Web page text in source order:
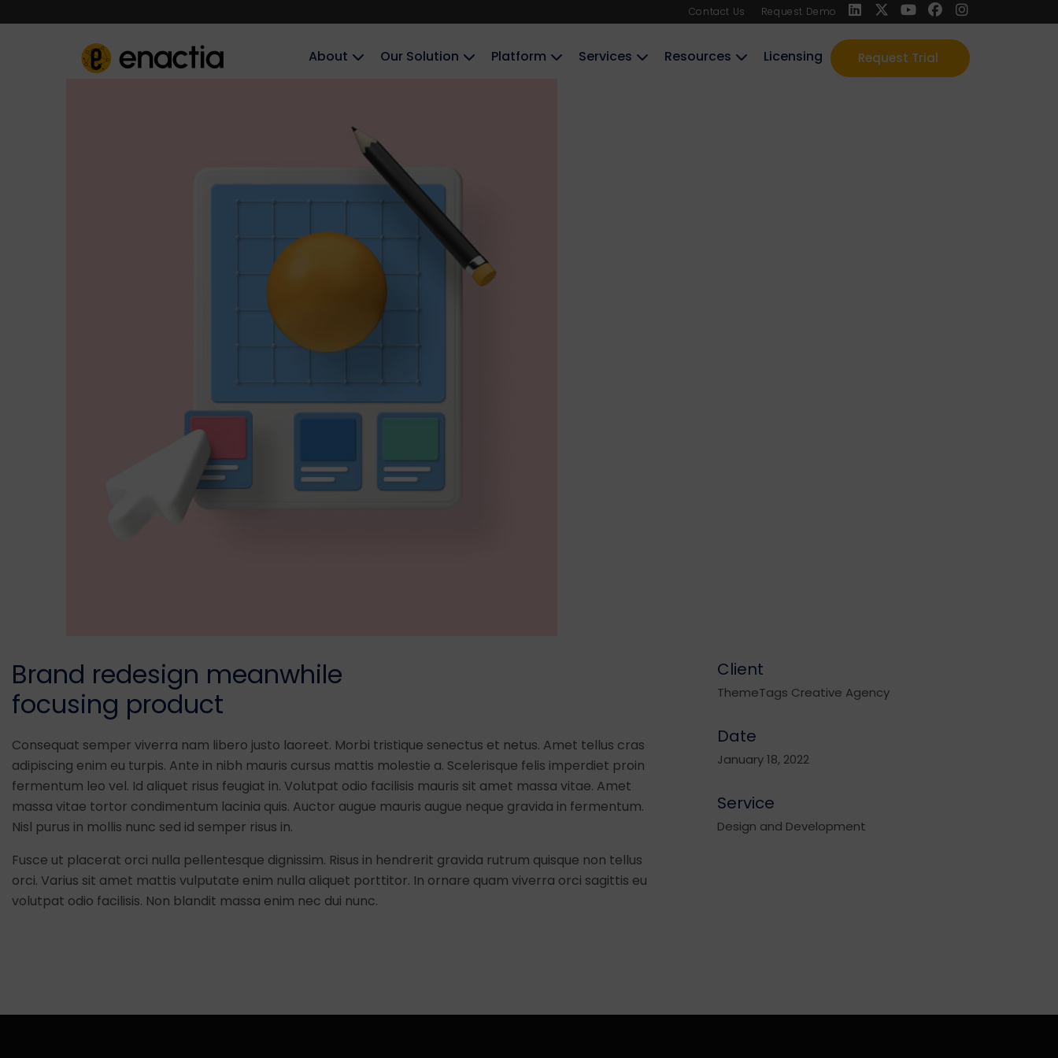
Contact Us Request Demo
Request Trial
About‎‎‎ Our Solution Platform Services Resources Licensing
Brand redesign meanwhile
focusing product
Consequat semper viverra nam libero justo laoreet. Morbi tristique senectus et netus. Amet tellus cras
adipiscing enim eu turpis. Ante in nibh mauris cursus mattis molestie a. Scelerisque felis imperdiet proin
fermentum leo vel. Id aliquet risus feugiat in. Volutpat odio facilisis mauris sit amet massa vitae. Amet
massa vitae tortor condimentum lacinia quis. Auctor augue mauris augue neque gravida in fermentum.
Nisl purus in mollis nunc sed id semper risus in.
Fusce ut placerat orci nulla pellentesque dignissim. Risus in hendrerit gravida rutrum quisque non tellus
orci. Varius sit amet mattis vulputate enim nulla aliquet porttitor. In ornare quam viverra orci sagittis eu
volutpat odio facilisis. Non blandit massa enim nec dui nunc.
Client
ThemeTags Creative Agency
Date
January 18, 2022
Service
Design and Development